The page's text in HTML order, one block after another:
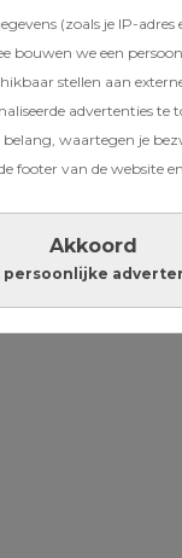
(zoals je IP-adres
bouwen we een
stellen aan
advertenties te
waartegen je
footer van de website
Akkoord
persoonlijke
daar maar
aan een
door
ze dan
kinderachtig